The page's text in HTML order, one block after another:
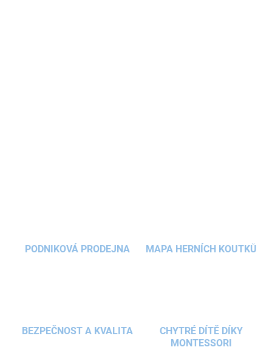
PODNIKOVÁ PRODEJNA MAPA HERNÍCH KOUTKŮ
BEZPEČNOST A KVALITA
CHYTRÉ DÍTĚ DÍKY
MONTESSORI